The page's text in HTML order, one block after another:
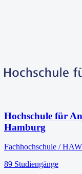
Hochschule für
Hamburg
Fachhochschule / HAW
89 Studiengänge